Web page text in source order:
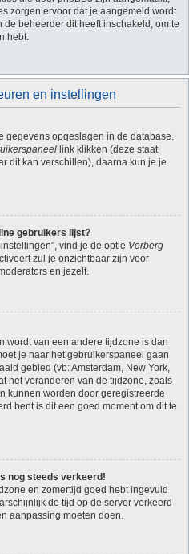
zorgen ervoor dat je aangemeld wordt
beheerder dit heeft inschakeld, om te
hebt.
en instellingen
gegevens opgeslagen in de database.
link klikken (deze staat
dit kan verschillen), daarna kun je je
gebruikers lijst?
vind je de optie Verberg
zul je onzichtbaar zijn voor
en jezelf.
wordt van een andere tijdzone is dan
je naar het gebruikerspaneel gaan
gebied (vb: Amsterdam, New York,
het veranderen van de tijdzone, zoals
kunnen worden door geregistreerde
bent is dit een goed moment om dit te
nog steeds verkeerd!
en zomertijd goed hebt ingevuld
de tijd op de server verkeerd
aanpassing moeten doen.